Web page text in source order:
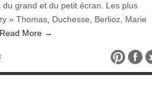
du grand et du petit écran. Les plus
» Thomas, Duchesse, Berlioz, Marie
Read More →